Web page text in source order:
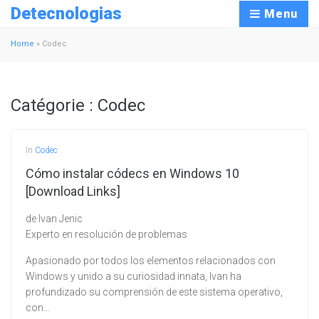
Detecnologias Menu
Home » Codec
Catégorie : Codec
In Codec
Cómo instalar códecs en Windows 10
[Download Links]
de Ivan Jenic
Experto en resolución de problemas
Apasionado por todos los elementos relacionados con
Windows y unido a su curiosidad innata, Ivan ha
profundizado su comprensión de este sistema operativo,
con…